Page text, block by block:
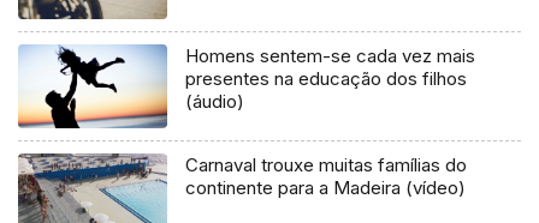
Homens sentem-se cada vez mais
presentes na educação dos filhos
(áudio)
Carnaval trouxe muitas famílias do
continente para a Madeira (vídeo)